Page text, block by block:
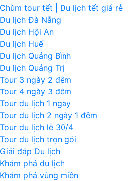
Chùm tour tết | Du lịch tết giá rẻ
Du lịch Đà Nẵng
Du lịch Hội An
Du lịch Huế
Du lịch Quảng Bình
Du lịch Quảng Trị
Tour 3 ngày 2 đêm
Tour 4 ngày 3 đêm
Tour du lịch 1 ngày
Tour du lịch 2 ngày 1 đêm
Tour du lịch lễ 30/4
Tour du lịch trọn gói
Giải đáp Du lịch
Khám phá du lịch
Khám phá vùng miền